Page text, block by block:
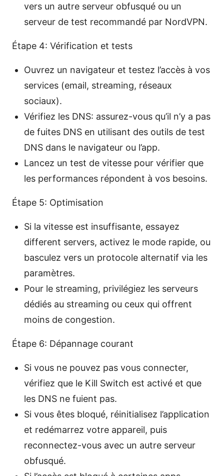
vers un autre serveur obfusqué ou un
serveur de test recommandé par NordVPN.
Étape 4: Vérification et tests
Ouvrez un navigateur et testez l’accès à vos
services (email, streaming, réseaux
sociaux).
Vérifiez les DNS: assurez-vous qu’il n’y a pas
de fuites DNS en utilisant des outils de test
DNS dans le navigateur ou l’app.
Lancez un test de vitesse pour vérifier que
les performances répondent à vos besoins.
Étape 5: Optimisation
Si la vitesse est insuffisante, essayez
different servers, activez le mode rapide, ou
basculez vers un protocole alternatif via les
paramètres.
Pour le streaming, privilégiez les serveurs
dédiés au streaming ou ceux qui offrent
moins de congestion.
Étape 6: Dépannage courant
Si vous ne pouvez pas vous connecter,
vérifiez que le Kill Switch est activé et que
les DNS ne fuient pas.
Si vous êtes bloqué, réinitialisez l’application
et redémarrez votre appareil, puis
reconnectez-vous avec un autre serveur
obfusqué.